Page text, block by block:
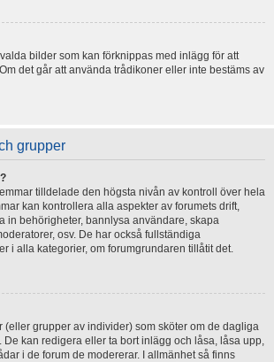
bilder som kan förknippas med inlägg för att
det går att använda trådikoner eller inte bestäms av
grupper
tilldelade den högsta nivån av kontroll över hela
kan kontrollera alla aspekter av forumets drift,
in behörigheter, bannlysa användare, skapa
osv. De har också fullständiga
i alla kategorier, om forumgrundaren tillåtit det.
(eller grupper av individer) som sköter om de dagliga
De kan redigera eller ta bort inlägg och låsa, låsa upp,
i de forum de modererar. I allmänhet så finns